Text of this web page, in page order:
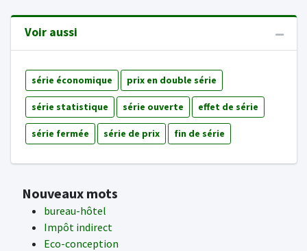
Voir aussi
série économique prix en double série
série statistique série ouverte effet de série
série fermée série de prix fin de série
Nouveaux mots
bureau-hôtel
Impôt indirect
Eco-conception